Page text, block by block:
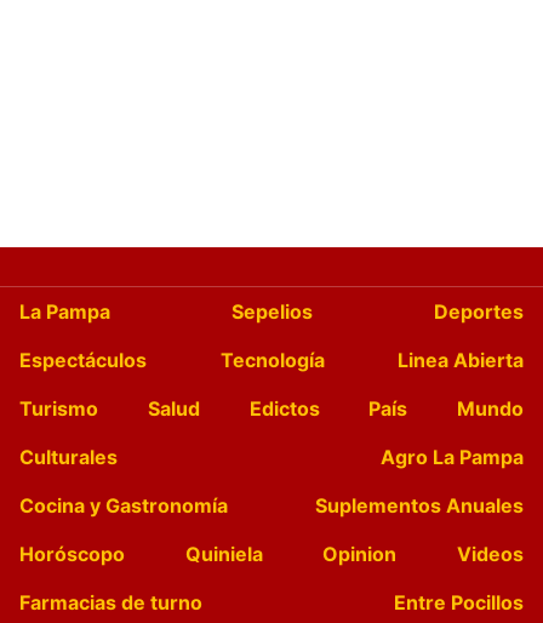
La Pampa Sepelios
Deportes
Espectáculos
Tecnología
Linea Abierta
Turismo
Salud Edictos País
Mundo
Culturales
Agro La Pampa
Cocina y Gastronomía
Suplementos Anuales
Horóscopo
Quiniela Opinion
Videos
Farmacias de turno
Entre Pocillos